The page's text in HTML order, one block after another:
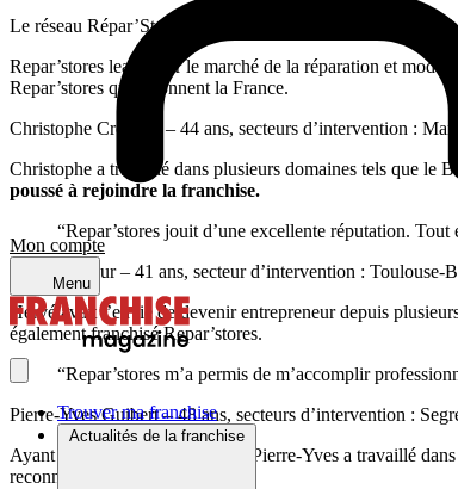
Mon compte
Menu
Trouver ma franchise
Actualités de la franchise
Le réseau Répar’Stores s’agrandit avec de nouveaux
Repar’stores leader sur le marché de la réparation et
Repar’stores qui sillonnent la France.
Christophe Crepaud – 44 ans, secteurs d’intervention :
Christophe a travaillé dans plusieurs domaines tels que le
poussé à rejoindre la franchise.
“Repar’stores jouit d’une excellente réputation.
Hervé Dufour – 41 ans, secteur d’intervention : Toulouse-
Hervé avait l’envie de devenir entrepreneur depuis
également franchisé Repar’stores.
“Repar’stores m’a permis de m’accomplir
Pierre-Yves Guibert – 48 ans, secteurs d’intervention :
Ayant une formation technique, Pierre-Yves a travaillé
reconnaissance nationale.